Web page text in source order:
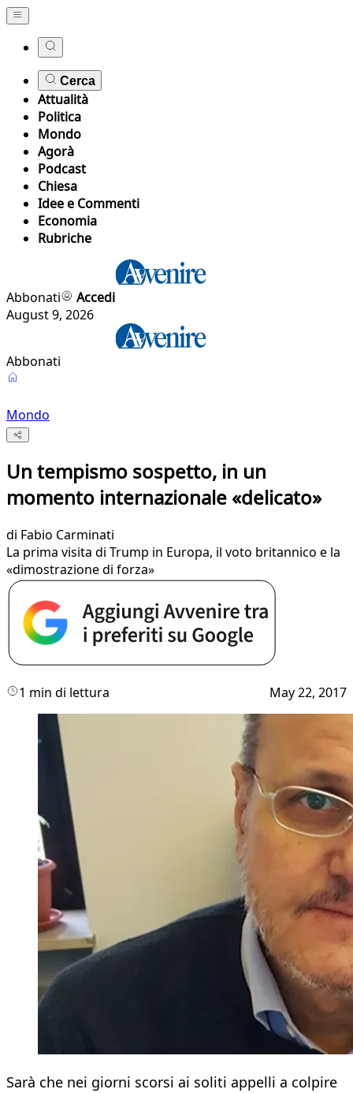
Cerca
Attualità
Politica
Mondo
Agorà
Podcast
Chiesa
Idee e Commenti
Economia
Rubriche
Abbonati
Accedi
August 9, 2026
Abbonati
Mondo
Un tempismo sospetto, in un
momento internazionale «delicato»
di Fabio Carminati
La prima visita di Trump in Europa, il voto britannico e la
«dimostrazione di forza»
1 min di lettura May 22, 2017
Sarà che nei giorni scorsi ai soliti appelli a colpire